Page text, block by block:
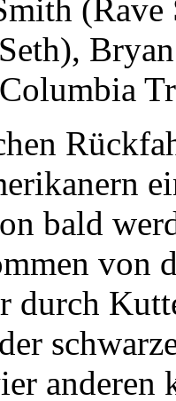
bald
von
durch